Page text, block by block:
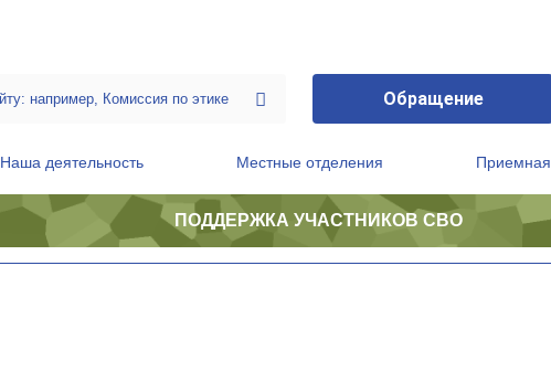
Обращение
Наша деятельность Местные отделения Приемная
ПОДДЕРЖКА УЧАСТНИКОВ СВО